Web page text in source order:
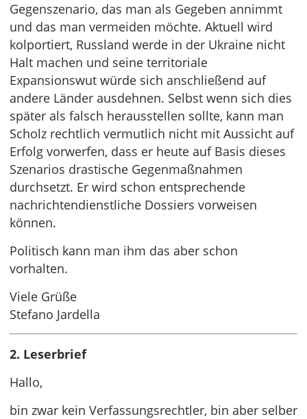
Gegenszenario, das man als Gegeben annimmt
und das man vermeiden möchte. Aktuell wird
kolportiert, Russland werde in der Ukraine nicht
Halt machen und seine territoriale
Expansionswut würde sich anschließend auf
andere Länder ausdehnen. Selbst wenn sich dies
später als falsch herausstellen sollte, kann man
Scholz rechtlich vermutlich nicht mit Aussicht auf
Erfolg vorwerfen, dass er heute auf Basis dieses
Szenarios drastische Gegenmaßnahmen
durchsetzt. Er wird schon entsprechende
nachrichtendienstliche Dossiers vorweisen
können.
Politisch kann man ihm das aber schon
vorhalten.
Viele Grüße
Stefano Jardella
2. Leserbrief
Hallo,
bin zwar kein Verfassungsrechtler, bin aber selber